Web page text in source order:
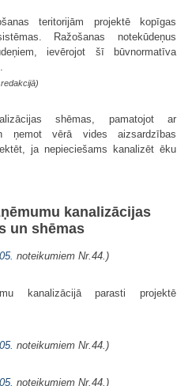
teritorijām projektē kopīgas
Ražošanas notekūdeņus
ievērojot šī būvnormatīva
shēmas, pamatojot ar
ņemot vērā vides aizsardzības
ja nepieciešams kanalizēt ēku
kanalizācijas
un shēmas
noteikumiem Nr.44.)
kanalizācijā parasti projektē
noteikumiem Nr.44.)
noteikumiem Nr.44.)